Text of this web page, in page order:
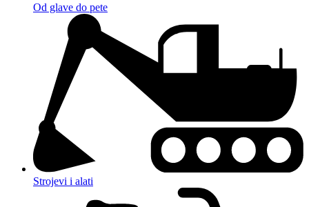
Od glave do pete
Strojevi i alati